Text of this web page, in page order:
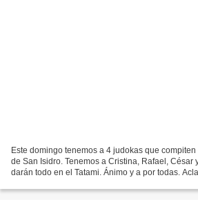
Este domingo tenemos a 4 judokas que
de San Isidro. Tenemos a Cristina, Rafael, César
darán todo en el Tatami. Ánimo y a por todas.